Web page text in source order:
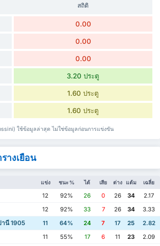
สถิติ
0.00
0.00
0.00
3.20 ประตู
1.60 ประตู
1.60 ประตู
ใช้ข้อมูลล่าสุด ไม่ใช่ข้อมูลก่อนการแข่งขัน
างเยือน
แข่ง ชนะ % ได้ เสีย ต่าง แต้ม เฉลี่ย
12 92% 26 0 26 34
2.17
12 92% 33 7 26 34
3.33
านี 1905 11 64% 24 7 17 25
2.82
11 55% 17 6 11 23
2.09